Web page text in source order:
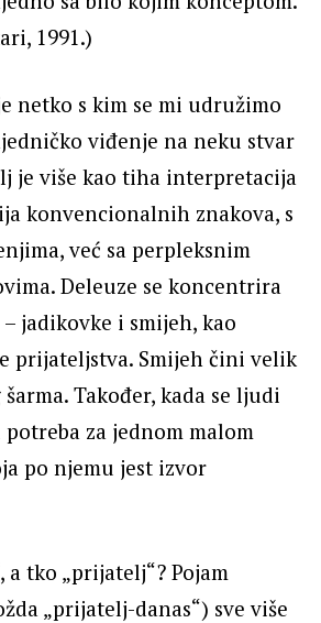
1991.)
netko s kim se mi udružimo
viđenje na neku stvar
je više kao tiha interpretacija
konvencionalnih znakova, s
već sa perpleksnim
Deleuze se koncentrira
jadikovke i smijeh, kao
prijateljstva. Smijeh čini velik
Također, kada se ljudi
za jednom malom
po njemu jest izvor
a tko „prijatelj“? Pojam
„prijatelj-danas“) sve više